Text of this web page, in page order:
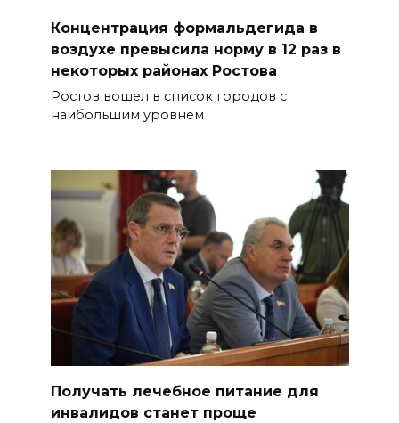
Концентрация формальдегида в
воздухе превысила норму в 12 раз в
некоторых районах Ростова
Ростов вошел в список городов с
наибольшим уровнем
Получать лечебное питание для
инвалидов станет проще